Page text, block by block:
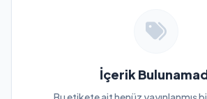
İçerik